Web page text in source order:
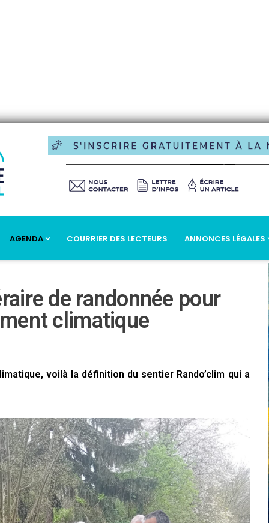
AGENDA COURRIER DES LECTEURS ANNONCES LÉGALES
de randonnée pour
climatique
voilà la définition du sentier Rando’clim qui a